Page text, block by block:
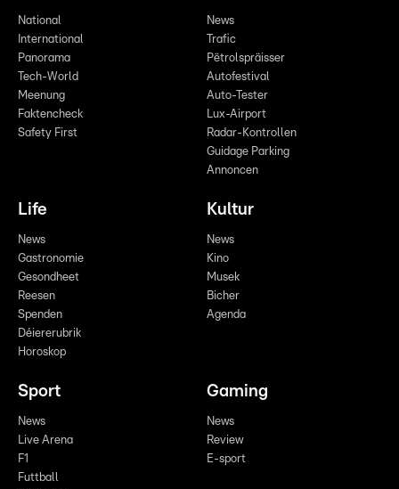
National
International
Panorama
Tech-World
Meenung
Faktencheck
Safety First
News
Trafic
Pëtrolspräisser
Autofestival
Auto-Tester
Lux-Airport
Radar-Kontrollen
Guidage Parking
Annoncen
Life
News
Gastronomie
Gesondheet
Reesen
Spenden
Déiererubrik
Horoskop
Kultur
News
Kino
Musek
Bicher
Agenda
Sport
News
Live Arena
F1
Futtball
Gaming
News
Review
E-sport